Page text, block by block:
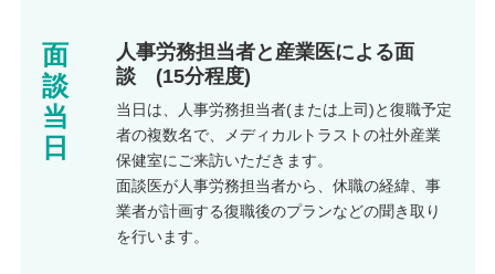
面
談
当
日
人事労務担当者と産業医による面
談 (15分程度)
当日は、人事労務担当者(または上司)と復職予定
者の複数名で、メディカルトラストの社外産業
保健室にご来訪いただきます。
面談医が人事労務担当者から、休職の経緯、事
業者が計画する復職後のプランなどの聞き取り
を行います。